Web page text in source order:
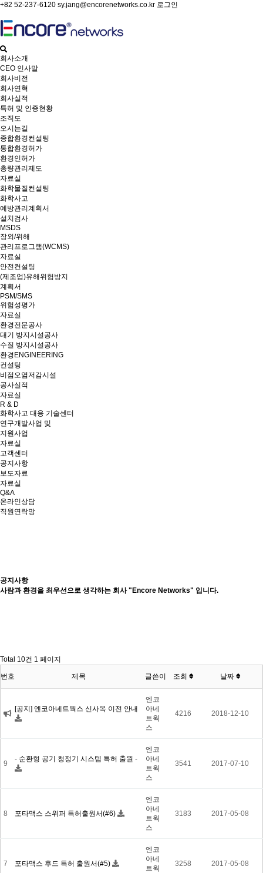
+82 52-237-6120 sy.jang@encorenetworks.co.kr 로그인
회사소개
CEO 인사말
회사비전
회사연혁
회사실적
특허 및 인증현황
조직도
오시는길
종합환경컨설팅
통합환경허가
환경인허가
총량관리제도
자료실
화학물질컨설팅
화학사고
예방관리계획서
설치검사
MSDS
장외/위해
관리프로그램(WCMS)
자료실
안전컨설팅
(제조업)유해위험방지
계획서
PSM/SMS
위험성평가
자료실
환경전문공사
대기 방지시설공사
수질 방지시설공사
환경ENGINEERING
컨설팅
비점오염저감시설
공사실적
자료실
R & D
화학사고 대응 기술센터
연구개발사업 및
지원사업
자료실
고객센터
공지사항
보도자료
자료실
Q&A
온라인상담
직원연락망
공지사항
사람과 환경을 최우선으로 생각하는 회사 "Encore Networks" 입니다.
Total 10건 1 페이지
번호 제목 글쓴이 조회 날짜
[공지] 엔코아네트웍스 신사옥 이전 안내
엔코
아네
트웍
스
4216 2018-12-10
9
- 순환형 공기 청정기 시스템 특허 출원 -
엔코
아네
트웍
스
3541 2017-07-10
8 포타맥스 스위퍼 특허출원서(#6)
엔코
아네
트웍
스
3183 2017-05-08
7 포타맥스 후드 특허 출원서(#5)
엔코
아네
트웍
3258 2017-05-08